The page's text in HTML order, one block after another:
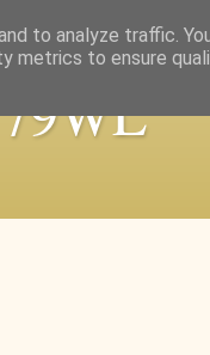
to analyze traffic.
metrics to ensure